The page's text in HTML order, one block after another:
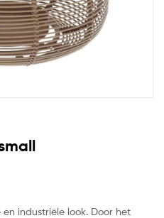
industriële look. Door het